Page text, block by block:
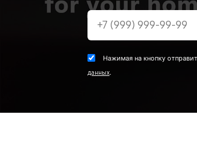
Нажимая на кнопку
данных.